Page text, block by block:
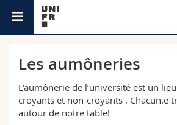
Etudes
Campus
Facultés
Théologie
Vous êtes
Les aumôneries
L’aumônerie de l’université est un
croyants et non-croyants . Chacun.e
autour de notre table!